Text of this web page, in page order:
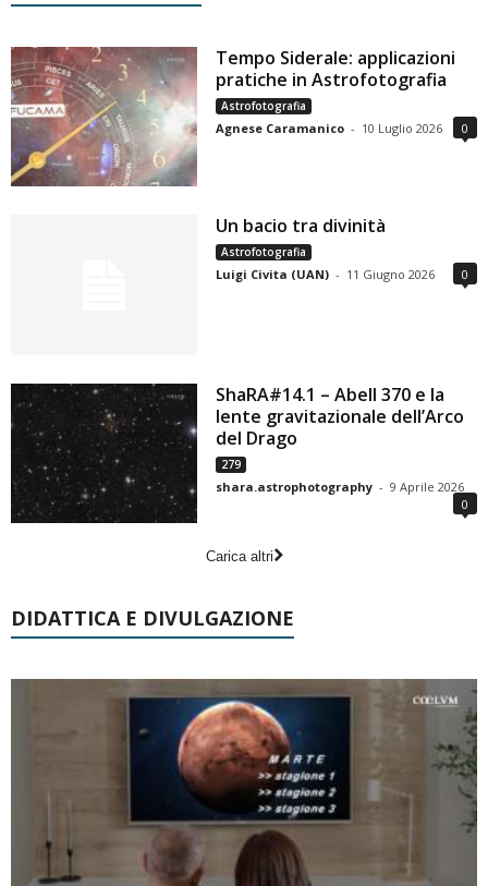
Tempo Siderale: applicazioni
pratiche in Astrofotografia
Astrofotografia
Agnese Caramanico - 10 Luglio 2026 0
Un bacio tra divinità
Astrofotografia
Luigi Civita (UAN) - 11 Giugno 2026 0
ShaRA#14.1 – Abell 370 e la
lente gravitazionale dell’Arco
del Drago
279
shara.astrophotography - 9 Aprile 2026
0
Carica altri
DIDATTICA E DIVULGAZIONE